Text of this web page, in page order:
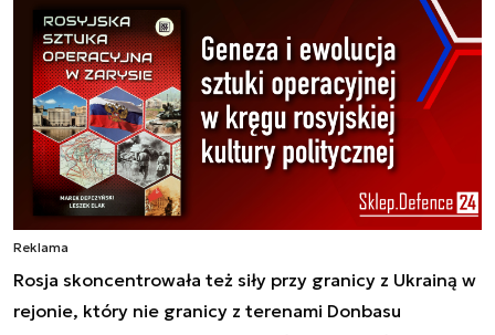
Reklama
Rosja skoncentrowała też siły przy granicy z Ukrainą w
rejonie, który nie granicy z terenami Donbasu